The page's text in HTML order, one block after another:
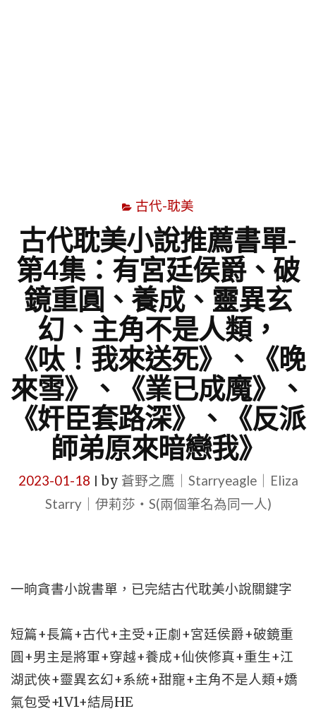
古代-耽美
古代耽美小說推薦書單-
第4集：有宮廷侯爵、破
鏡重圓、養成、靈異玄
幻、主角不是人類，
《呔！我來送死》、《晚
來雪》、《業已成魔》、
《奸臣套路深》、《反派
師弟原來暗戀我》
2023-01-18 by 蒼野之鷹｜Starryeagle｜Eliza
Starry｜伊莉莎・S(兩個筆名為同一人)
一晌貪書小說書單，已完結古代耽美小說關鍵字
短篇+長篇+古代+主受+正劇+宮廷侯爵+破鏡重
圓+男主是將軍+穿越+養成+仙俠修真+重生+江
湖武俠+靈異玄幻+系統+甜寵+主角不是人類+嬌
氣包受+1V1+結局HE